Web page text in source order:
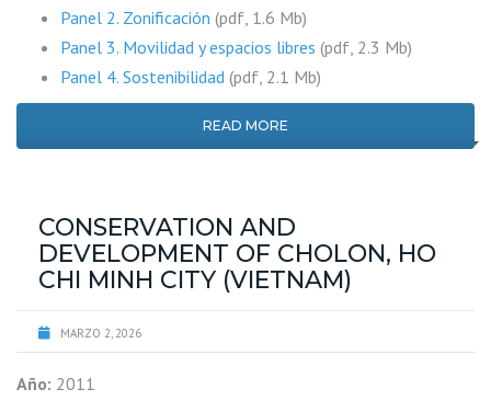
Panel 2. Zonificación (pdf, 1.6 Mb)
Panel 3. Movilidad y espacios libres (pdf, 2.3 Mb)
Panel 4. Sostenibilidad (pdf, 2.1 Mb)
READ MORE
CONSERVATION AND
DEVELOPMENT OF CHOLON, HO
CHI MINH CITY (VIETNAM)
MARZO 2, 2026
Año: 2011